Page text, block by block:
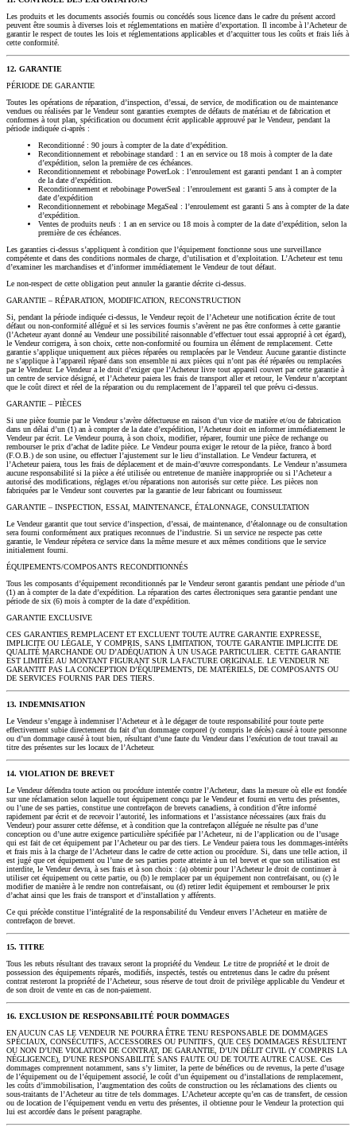
Les produits et les documents associés fournis ou concédés sous licence dans le cadre du présent accord
peuvent être soumis à diverses lois et réglementations en matière d’exportation. Il incombe à l’Acheteur de
garantir le respect de toutes les lois et réglementations applicables et d’acquitter tous les coûts et frais liés à
cette conformité.
12. GARANTIE
PÉRIODE DE GARANTIE
Toutes les opérations de réparation, d’inspection, d’essai, de service, de modification ou de maintenance
vendues ou réalisées par le Vendeur sont garanties exemptes de défauts de matériau et de fabrication et
conformes à tout plan, spécification ou document écrit applicable approuvé par le Vendeur, pendant la
période indiquée ci‑après :
Reconditionné : 90 jours à compter de la date d’expédition.
Reconditionnement et rebobinage standard : 1 an en service ou 18 mois à compter de la date
d’expédition, selon la première de ces échéances.
Reconditionnement et rebobinage PowerLok : l’enroulement est garanti pendant 1 an à compter
de la date d’expédition.
Reconditionnement et rebobinage PowerSeal : l’enroulement est garanti 5 ans à compter de la
date d’expédition
Reconditionnement et rebobinage MegaSeal : l’enroulement est garanti 5 ans à compter de la date
d’expédition.
Ventes de produits neufs : 1 an en service ou 18 mois à compter de la date d’expédition, selon la
première de ces échéances.
Les garanties ci-dessus s’appliquent à condition que l’équipement fonctionne sous une surveillance
compétente et dans des conditions normales de charge, d’utilisation et d’exploitation. L’Acheteur est tenu
d’examiner les marchandises et d’informer immédiatement le Vendeur de tout défaut.
Le non-respect de cette obligation peut annuler la garantie décrite ci-dessus.
GARANTIE – RÉPARATION, MODIFICATION, RECONSTRUCTION
Si, pendant la période indiquée ci-dessus, le Vendeur reçoit de l’Acheteur une notification écrite de tout
défaut ou non-conformité allégué et si les services fournis s’avèrent ne pas être conformes à cette garantie
(l’Acheteur ayant donné au Vendeur une possibilité raisonnable d’effectuer tout essai approprié à cet égard),
le Vendeur corrigera, à son choix, cette non-conformité ou fournira un élément de remplacement. Cette
garantie s’applique uniquement aux pièces réparées ou remplacées par le Vendeur. Aucune garantie distincte
ne s’applique à l’appareil réparé dans son ensemble ni aux pièces qui n’ont pas été réparées ou remplacées
par le Vendeur. Le Vendeur a le droit d’exiger que l’Acheteur livre tout appareil couvert par cette garantie à
un centre de service désigné, et l’Acheteur paiera les frais de transport aller et retour, le Vendeur n’acceptant
que le coût direct et réel de la réparation ou du remplacement de l’appareil tel que prévu ci-dessus.
GARANTIE – PIÈCES
Si une pièce fournie par le Vendeur s’avère défectueuse en raison d’un vice de matière et/ou de fabrication
dans un délai d’un (1) an à compter de la date d’expédition, l’Acheteur doit en informer immédiatement le
Vendeur par écrit. Le Vendeur pourra, à son choix, modifier, réparer, fournir une pièce de rechange ou
rembourser le prix d’achat de ladite pièce. Le Vendeur pourra exiger le retour de la pièce, franco à bord
(F.O.B.) de son usine, ou effectuer l’ajustement sur le lieu d’installation. Le Vendeur facturera, et
l’Acheteur paiera, tous les frais de déplacement et de main-d’œuvre correspondants. Le Vendeur n’assumera
aucune responsabilité si la pièce a été utilisée ou entretenue de manière inappropriée ou si l’Acheteur a
autorisé des modifications, réglages et/ou réparations non autorisés sur cette pièce. Les pièces non
fabriquées par le Vendeur sont couvertes par la garantie de leur fabricant ou fournisseur.
GARANTIE – INSPECTION, ESSAI, MAINTENANCE, ÉTALONNAGE, CONSULTATION
Le Vendeur garantit que tout service d’inspection, d’essai, de maintenance, d’étalonnage ou de consultation
sera fourni conformément aux pratiques reconnues de l’industrie. Si un service ne respecte pas cette
garantie, le Vendeur répétera ce service dans la même mesure et aux mêmes conditions que le service
initialement fourni.
ÉQUIPEMENTS/COMPOSANTS RECONDITIONNÉS
Tous les composants d’équipement reconditionnés par le Vendeur seront garantis pendant une période d’un
(1) an à compter de la date d’expédition. La réparation des cartes électroniques sera garantie pendant une
période de six (6) mois à compter de la date d’expédition.
GARANTIE EXCLUSIVE
CES GARANTIES REMPLACENT ET EXCLUENT TOUTE AUTRE GARANTIE EXPRESSE,
IMPLICITE OU LÉGALE, Y COMPRIS, SANS LIMITATION, TOUTE GARANTIE IMPLICITE DE
QUALITÉ MARCHANDE OU D’ADÉQUATION À UN USAGE PARTICULIER. CETTE GARANTIE
EST LIMITÉE AU MONTANT FIGURANT SUR LA FACTURE ORIGINALE. LE VENDEUR NE
GARANTIT PAS LA CONCEPTION D’ÉQUIPEMENTS, DE MATÉRIELS, DE COMPOSANTS OU
DE SERVICES FOURNIS PAR DES TIERS.
13. INDEMNISATION
Le Vendeur s’engage à indemniser l’Acheteur et à le dégager de toute responsabilité pour toute perte
effectivement subie directement du fait d’un dommage corporel (y compris le décès) causé à toute personne
ou d’un dommage causé à tout bien, résultant d’une faute du Vendeur dans l’exécution de tout travail au
titre des présentes sur les locaux de l’Acheteur.
14. VIOLATION DE BREVET
Le Vendeur défendra toute action ou procédure intentée contre l’Acheteur, dans la mesure où elle est fondée
sur une réclamation selon laquelle tout équipement conçu par le Vendeur et fourni en vertu des présentes,
ou l’une de ses parties, constitue une contrefaçon de brevets canadiens, à condition d’être informé
rapidement par écrit et de recevoir l’autorité, les informations et l’assistance nécessaires (aux frais du
Vendeur) pour assurer cette défense, et à condition que la contrefaçon alléguée ne résulte pas d’une
conception ou d’une autre exigence particulière spécifiée par l’Acheteur, ni de l’application ou de l’usage
qui est fait de cet équipement par l’Acheteur ou par des tiers. Le Vendeur paiera tous les dommages-intérêts
et frais mis à la charge de l’Acheteur dans le cadre de cette action ou procédure. Si, dans une telle action, il
est jugé que cet équipement ou l’une de ses parties porte atteinte à un tel brevet et que son utilisation est
interdite, le Vendeur devra, à ses frais et à son choix : (a) obtenir pour l’Acheteur le droit de continuer à
utiliser cet équipement ou cette partie, ou (b) le remplacer par un équipement non contrefaisant, ou (c) le
modifier de manière à le rendre non contrefaisant, ou (d) retirer ledit équipement et rembourser le prix
d’achat ainsi que les frais de transport et d’installation y afférents.
Ce qui précède constitue l’intégralité de la responsabilité du Vendeur envers l’Acheteur en matière de
contrefaçon de brevet.
15. TITRE
Tous les rebuts résultant des travaux seront la propriété du Vendeur. Le titre de propriété et le droit de
possession des équipements réparés, modifiés, inspectés, testés ou entretenus dans le cadre du présent
contrat resteront la propriété de l’Acheteur, sous réserve de tout droit de privilège applicable du Vendeur et
de son droit de vente en cas de non-paiement.
16. EXCLUSION DE RESPONSABILITÉ POUR DOMMAGES
EN AUCUN CAS LE VENDEUR NE POURRA ÊTRE TENU RESPONSABLE DE DOMMAGES
SPÉCIAUX, CONSÉCUTIFS, ACCESSOIRES OU PUNITIFS, QUE CES DOMMAGES RÉSULTENT
OU NON D’UNE VIOLATION DE CONTRAT, DE GARANTIE, D’UN DÉLIT CIVIL (Y COMPRIS LA
NÉGLIGENCE), D’UNE RESPONSABILITÉ SANS FAUTE OU DE TOUTE AUTRE CAUSE. Ces
dommages comprennent notamment, sans s’y limiter, la perte de bénéfices ou de revenus, la perte d’usage
de l’équipement ou de l’équipement associé, le coût d’un équipement ou d’installations de remplacement,
les coûts d’immobilisation, l’augmentation des coûts de construction ou les réclamations des clients ou
sous-traitants de l’Acheteur au titre de tels dommages. L’Acheteur accepte qu’en cas de transfert, de cession
ou de location de l’équipement vendu en vertu des présentes, il obtienne pour le Vendeur la protection qui
lui est accordée dans le présent paragraphe.